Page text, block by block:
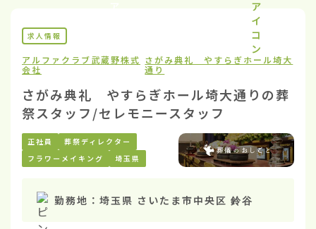
求人情報
アルファクラブ武蔵野株式
会社
さがみ典礼 やすらぎホール埼大
通り
さがみ典礼 やすらぎホール埼大通りの葬
祭スタッフ/セレモニースタッフ
正社員
葬祭ディレクター
フラワーメイキング
埼玉県
勤務地： 埼玉県 さいたま市中央区 鈴谷